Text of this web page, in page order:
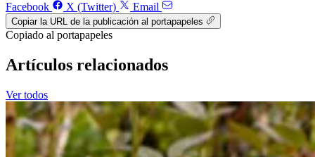
Facebook
X (Twitter) Email
Copiar la URL de la publicación al portapapeles
Copiado al portapapeles
Artículos relacionados
Ver todos